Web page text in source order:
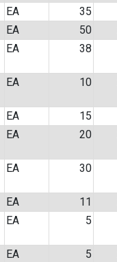
EA 35
EA 50
EA 38
EA 10
EA 15
EA 20
EA 30
EA 11
EA 5
EA 5